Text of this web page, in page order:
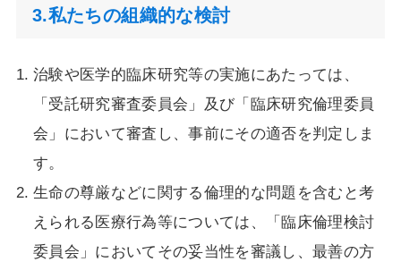
3.私たちの組織的な検討
治験や医学的臨床研究等の実施にあたっては、
「受託研究審査委員会」及び「臨床研究倫理委員
会」において審査し、事前にその適否を判定しま
す。
生命の尊厳などに関する倫理的な問題を含むと考
えられる医療行為等については、「臨床倫理検討
委員会」においてその妥当性を審議し、最善の方